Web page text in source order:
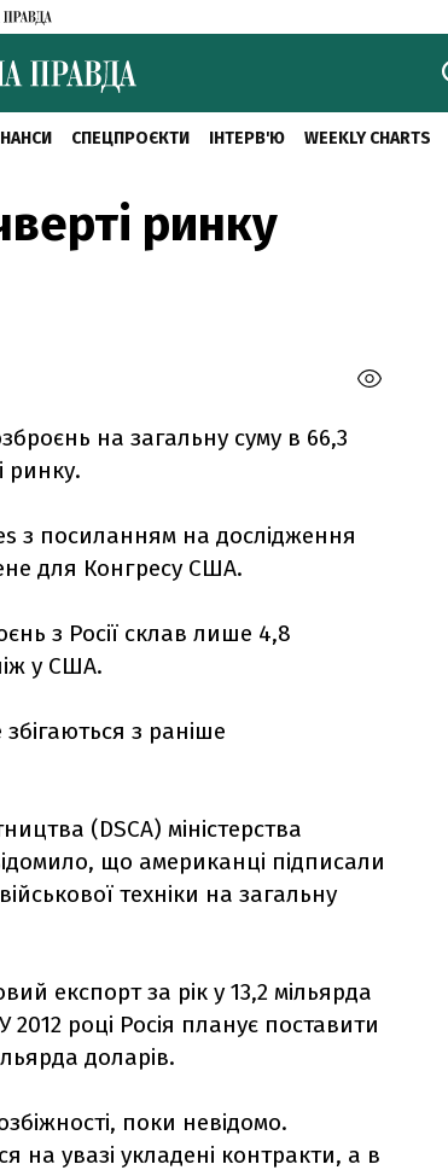
СПЕЦПРОЄКТИ ІНТЕРВ'Ю WEEKLY CHARTS
ринку
на загальну суму в 66,3
ринку.
з посиланням на дослідження
для Конгресу США.
з Росії склав лише 4,8
у США.
з раніше
(DSCA) міністерства
що американці підписали
техніки на загальну
експорт за рік у 13,2 мільярда
2012 році Росія планує поставити
доларів.
поки невідомо.
увазі укладені контракти, а в